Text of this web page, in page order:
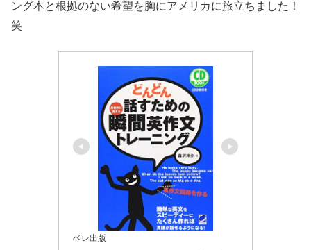
ング本と根拠のない希望を胸にアメリカに旅立ちました！
笑
ベレ出版